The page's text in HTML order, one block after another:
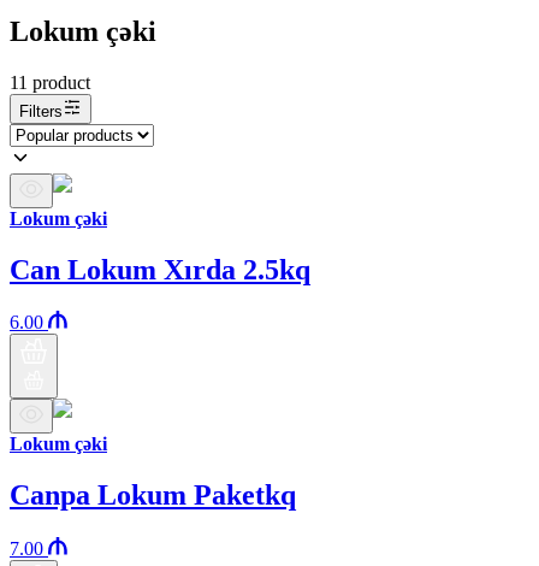
Lokum çəki
11 product
Filters
Lokum çəki
Can Lokum Xırda 2.5kq
6.00
Lokum çəki
Canpa Lokum Paketkq
7.00